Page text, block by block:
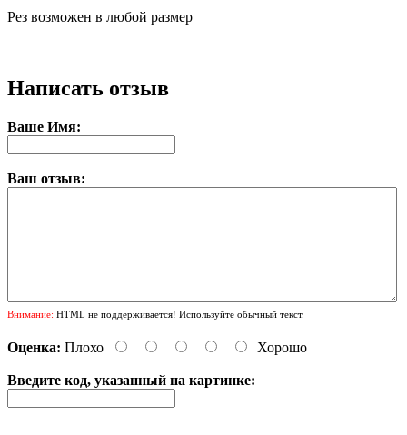
Рез возможен в любой размер
Написать отзыв
Ваше Имя:
Ваш отзыв:
Внимание: HTML не поддерживается! Используйте обычный текст.
Оценка: Плохо Хорошо
Введите код, указанный на картинке: